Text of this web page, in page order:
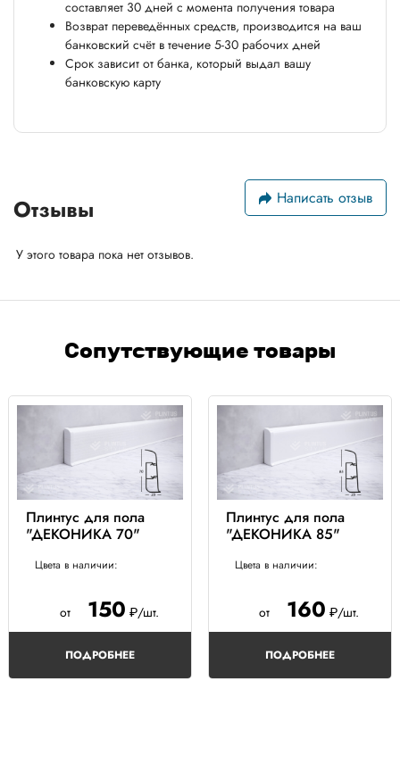
составляет 30 дней с момента получения товара
Возврат переведённых средств, производится на ваш
банковский счёт в течение 5-30 рабочих дней
Срок зависит от банка, который выдал вашу
банковскую карту
Отзывы Написать отзыв
У этого товара пока нет отзывов.
Сопутствующие товары
Плинтус для пола
"ДЕКОНИКА 70"
Цвета в наличии:
от 150 ₽/шт.
ПОДРОБНЕЕ
Плинтус для пола
"ДЕКОНИКА 85"
Цвета в наличии:
от 160 ₽/шт.
ПОДРОБНЕЕ